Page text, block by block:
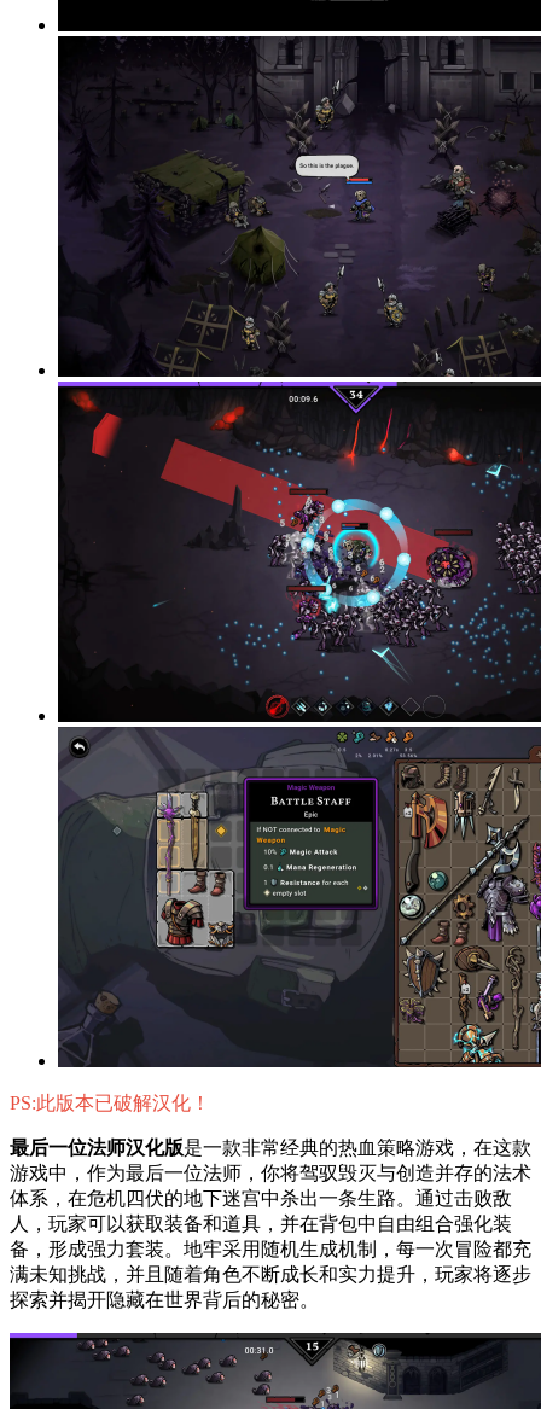
PS:此版本已破解汉化！
最后一位法师汉化版是一款非常经典的热血策略游戏，在这款
游戏中，作为最后一位法师，你将驾驭毁灭与创造并存的法术
体系，在危机四伏的地下迷宫中杀出一条生路。通过击败敌
人，玩家可以获取装备和道具，并在背包中自由组合强化装
备，形成强力套装。地牢采用随机生成机制，每一次冒险都充
满未知挑战，并且随着角色不断成长和实力提升，玩家将逐步
探索并揭开隐藏在世界背后的秘密。